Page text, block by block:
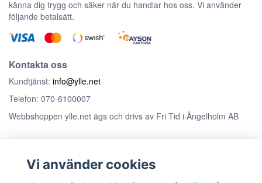
känna dig trygg och säker när du handlar hos oss. Vi använder
följande betalsätt.
Kontakta oss
Kundtjänst: info@ylle.net
Telefon: 070-6100007
Webbshoppen ylle.net ägs och drivs av Fri Tid i Ängelholm AB
Anmäl dig till vårt nyhetsbrev
Prenumerera
Vi använder cookies